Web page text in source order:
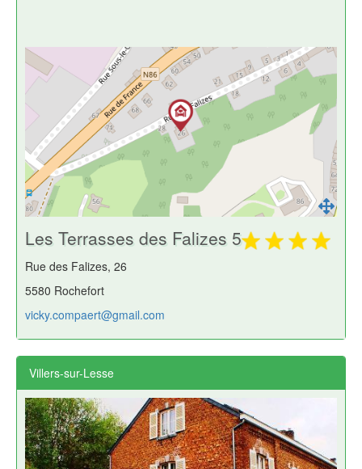
Les Terrasses des Falizes 5
Rue des Falizes, 26
5580 Rochefort
vicky.compaert@gmail.com
Villers-sur-Lesse